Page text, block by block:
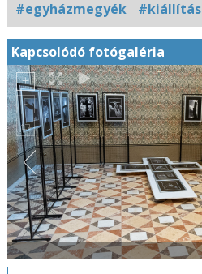
#egyházmegyék #kiállítás
Kapcsolódó fotógaléria